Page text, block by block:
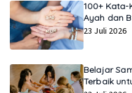
100+ Kata-
Ayah dan
23 Juli 2026
Belajar
Terbaik